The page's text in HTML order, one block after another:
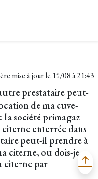
mise à jour le 19/08 à 21:43
prestataire peut-
de ma cuve-
société primagaz
enterrée dans
peut-il prendre à
citerne, ou dois-je
citerne par